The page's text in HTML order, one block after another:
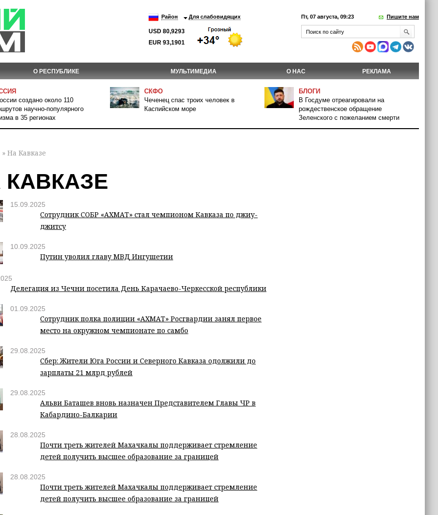
Район Для слабовидящих
USD 80,9293
EUR 93,1901
Пт, 07 августа, 09:23 Пишите нам
О РЕСПУБЛИКЕ МУЛЬТИМЕДИА О НАС РЕКЛАМА
создано около 110
научно-популярного
в 35 регионах
СКФО
Чеченец спас троих человек в
Каспийском море
БЛОГИ
В Госдуме отреагировали на
рождественское обращение
Зеленского с пожеланием смерти
» На Кавказе
КАВКАЗЕ
15.09.2025
Сотрудник СОБР «АХМАТ» стал чемпионом Кавказа по джиу-
джитсу
10.09.2025
Путин уволил главу МВД Ингушетии
Делегация из Чечни посетила День Карачаево-Черкесской республики
01.09.2025
Сотрудник полка полиции «АХМАТ» Росгвардии занял первое
место на окружном чемпионате по самбо
29.08.2025
Сбер: Жители Юга России и Северного Кавказа одолжили до
зарплаты 21 млрд рублей
29.08.2025
Альви Баташев вновь назначен Представителем Главы ЧР в
Кабардино-Балкарии
28.08.2025
Почти треть жителей Махачкалы поддерживает стремление
детей получить высшее образование за границей
28.08.2025
Почти треть жителей Махачкалы поддерживает стремление
детей получить высшее образование за границей